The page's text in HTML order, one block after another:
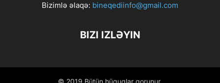
Bizimlə əlaqə: bineqediinfo@gmail.com
BIZI IZLƏYIN